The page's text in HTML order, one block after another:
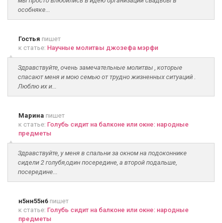
особняке...
Гостья пишет
к статье: Научные молитвы джозефа мэрфи
Здравствуйте, очень замечательные молитвы , которые
спасают меня и мою семью от трудно жизненных ситуаций .
Люблю их и...
Марина пишет
к статье: Голубь сидит на балконе или окне: народные
предметы
Здравствуйте, у меня в спальни за окном на подоконнике
сидели 2 голубя,один посередине, а второй подальше,
посередине...
н5нн55н6 пишет
к статье: Голубь сидит на балконе или окне: народные
предметы